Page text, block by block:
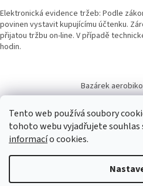
Tento web používá soubory
tohoto webu vyjadřujete souhlas
informacío cookies.
Elektronická evidence tržeb: Podle
povinen vystavit kupujícímu účtenku.
přijatou tržbu on-line. V případě
hodin.
Bazárek